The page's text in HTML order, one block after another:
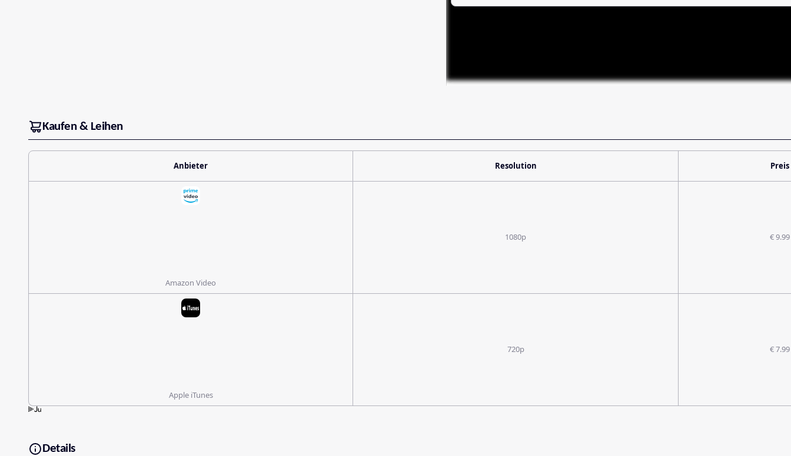
Kaufen & Leihen
Anbieter Resolution Preis
Amazon Video
1080p € 9.99
Apple iTunes
720p € 7.99
Details